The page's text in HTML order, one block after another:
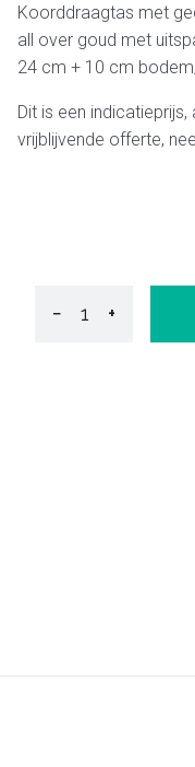
Koorddraagtas met
all over goud met
24 cm + 10 cm
Dit is een
vrijblijvende offerte,
− +